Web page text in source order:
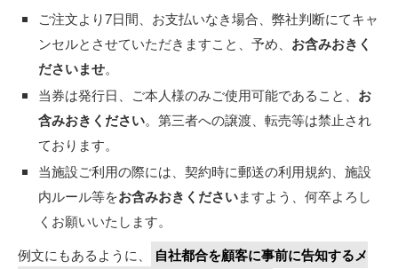
ご注文より7日間、お支払いなき場合、弊社判断にてキャ
ンセルとさせていただきますこと、予め、 お含みおきく
ださいませ。
当券は発行日、ご本人様のみご使用可能であること、 お
含みおきください。第三者への譲渡、転売等は禁止され
ております。
当施設ご利用の際には、契約時に郵送の利用規約、施設
内ルール等をお含みおきくださいますよう、何卒よろし
くお願いいたします。
例文にもあるように、
自社都合を顧客に事前に告知するメ